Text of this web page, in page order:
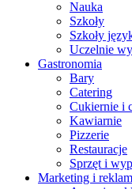
Nauka
Szkoły
Szkoły
Uczelnie
Gastronomia
Bary
Catering
Cukiernie i
Kawiarnie
Pizzerie
Restauracje
Sprzęt i
Marketing i